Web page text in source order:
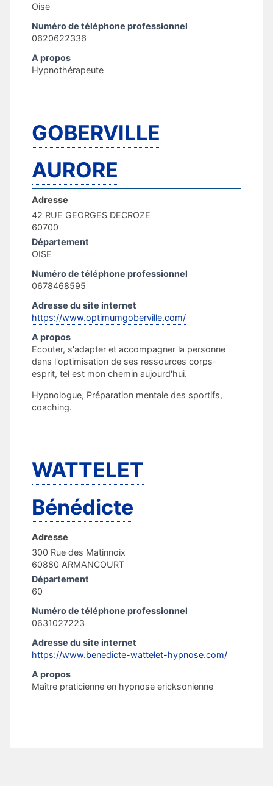
Oise
Numéro de téléphone professionnel
0620622336
A propos
Hypnothérapeute
GOBERVILLE
AURORE
Adresse
42 RUE GEORGES DECROZE
60700
Département
OISE
Numéro de téléphone professionnel
0678468595
Adresse du site internet
https://www.optimumgoberville.com/
A propos
Ecouter, s'adapter et accompagner la personne
dans l'optimisation de ses ressources corps-
esprit, tel est mon chemin aujourd'hui.
Hypnologue, Préparation mentale des sportifs,
coaching.
WATTELET
Bénédicte
Adresse
300 Rue des Matinnoix
60880 ARMANCOURT
Département
60
Numéro de téléphone professionnel
0631027223
Adresse du site internet
https://www.benedicte-wattelet-hypnose.com/
A propos
Maître praticienne en hypnose ericksonienne